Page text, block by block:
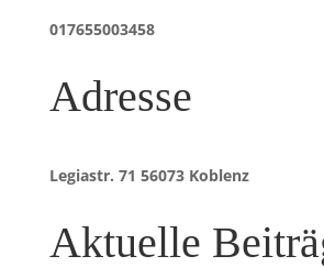
017655003458
Adresse
Legiastr. 71 56073 Koblenz
Aktuelle